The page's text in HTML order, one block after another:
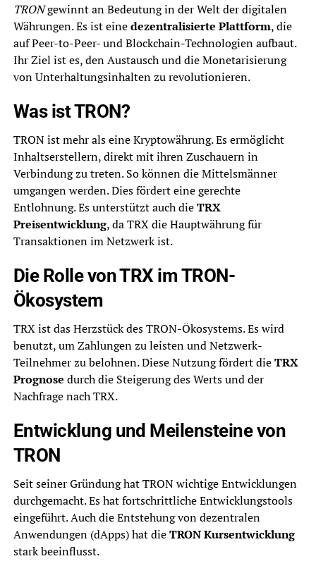
TRONgewinnt an Bedeutung in der Welt der digitalen
Währungen. Es ist einedezentralisierte Plattform, die
auf Peer-to-Peer- und Blockchain-Technologien aufbaut.
Ihr Ziel ist es, den Austausch und die Monetarisierung
von Unterhaltungsinhalten zu revolutionieren.
Was ist TRON?
TRON ist mehr als eine Kryptowährung. Es ermöglicht
Inhaltserstellern, direkt mit ihren Zuschauern in
Verbindung zu treten. So können die Mittelsmänner
umgangen werden. Dies fördert eine gerechte
Entlohnung. Es unterstützt auch dieTRX
Preisentwicklung, da TRX die Hauptwährung für
Transaktionen im Netzwerk ist.
Die Rolle von TRX im TRON-
Ökosystem
TRX ist das Herzstück des TRON-Ökosystems. Es wird
benutzt, um Zahlungen zu leisten und Netzwerk-
Teilnehmer zu belohnen. Diese Nutzung fördert dieTRX
Prognose durch die Steigerung des Werts und der
Nachfrage nach TRX.
Entwicklung und Meilensteine von
TRON
Seit seiner Gründung hat TRON wichtige Entwicklungen
durchgemacht. Es hat fortschrittliche Entwicklungstools
eingeführt. Auch die Entstehung von dezentralen
Anwendungen (dApps) hat dieTRON Kursentwicklung
stark beeinflusst.